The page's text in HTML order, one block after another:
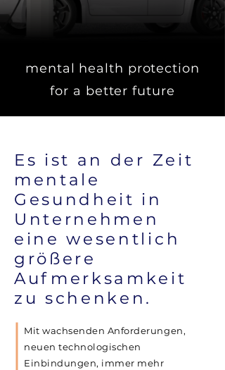
mental health protection
for a better future
Es ist an der Zeit
mentale
Gesundheit in
Unternehmen
eine wesentlich
größere
Aufmerksamkeit
zu schenken.
Mit wachsenden Anforderungen,
neuen technologischen
Einbindungen, immer mehr